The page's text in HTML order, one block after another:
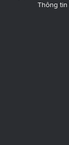
Thông tin